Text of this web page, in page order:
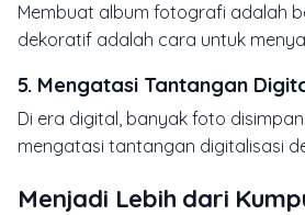
Membuat album fotografi adalah
dekoratif adalah cara untuk
5. Mengatasi Tantangan
Di era digital, banyak foto
mengatasi tantangan digitalisasi
Menjadi Lebih dari